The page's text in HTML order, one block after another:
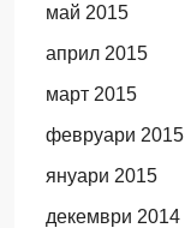
май 2015
април 2015
март 2015
февруари 2015
януари 2015
декември 2014